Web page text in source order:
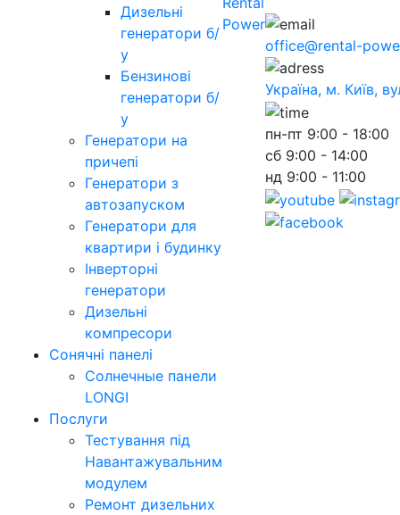
Дизельні
генератори б/
у
Бензинові
генератори б/
у
Генератори на
причепі
Генератори з
автозапуском
Генератори для
квартири і будинку
Інверторні
генератори
Дизельні
компресори
Сонячні панелі
Солнечные панели
LONGI
Послуги
Тестування під
Навантажувальним
модулем
Ремонт дизельних
office@rental-
Україна, м. Київ,
пн-пт 9:00 - 18:00
сб 9:00 - 14:00
нд 9:00 - 11:00